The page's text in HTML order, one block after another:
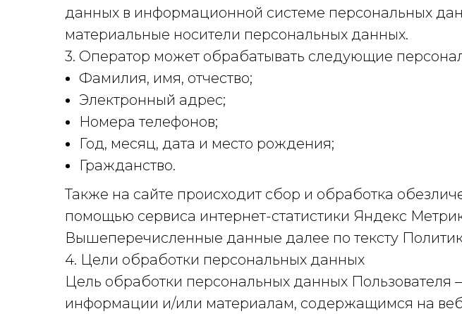
данных в информационной системе персональных
материальные носители персональных данных.
3. Оператор может обрабатывать следующие
Фамилия, имя, отчество;
Электронный адрес;
Номера телефонов;
Год, месяц, дата и место рождения;
Гражданство.
Также на сайте происходит сбор и обработка
помощью сервиса интернет-статистики Яндекс
Вышеперечисленные данные далее по тексту
4. Цели обработки персональных данных
Цель обработки персональных данных
информации и/или материалам, содержащимся на